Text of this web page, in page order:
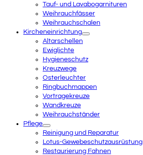
Tauf- und Lavabogarnituren
Weihrauchfässer
Weihrauchschalen
Kircheneinrichtung
Altarschellen
Ewiglichte
Hygieneschutz
Kreuzwege
Osterleuchter
Ringbuchmappen
Vortragekreuze
Wandkreuze
Weihrauchständer
Pflege
Reinigung und Reparatur
Lotus-Gewebeschutzausrüstung
Restaurierung Fahnen